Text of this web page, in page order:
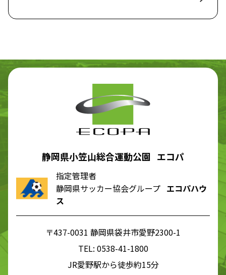
静岡県小笠山総合運動公園 エコパ
指定管理者
静岡県サッカー協会グループ エコパハウ
ス
〒437-0031 静岡県袋井市愛野2300-1
TEL: 0538-41-1800
JR愛野駅から徒歩約15分